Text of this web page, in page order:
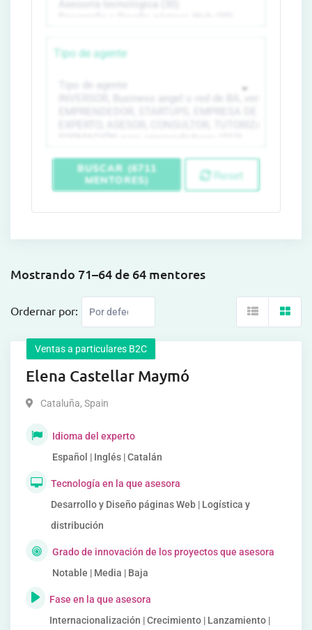
Tipo de agente
BUSCAR (6711
MENTORES)
Reset
Mostrando 71–64 de 64 mentores
Ordernar por:
Ventas a particulares B2C
Elena Castellar Maymó
Cataluña, Spain
Idioma del experto
Español | Inglés | Catalán
Tecnología en la que asesora
Desarrollo y Diseño páginas Web | Logística y
distribución
Grado de innovación de los proyectos que asesora
Notable | Media | Baja
Fase en la que asesora
Internacionalización | Crecimiento | Lanzamiento |